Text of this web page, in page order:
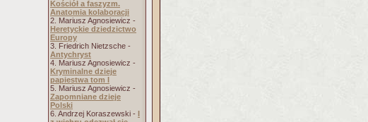
Kościół a faszyzm.
Anatomia kolaboracji
2. Mariusz Agnosiewicz -
Heretyckie dziedzictwo
Europy
3. Friedrich Nietzsche -
Antychryst
4. Mariusz Agnosiewicz -
Kryminalne dzieje
papiestwa tom I
5. Mariusz Agnosiewicz -
Zapomniane dzieje
Polski
6. Andrzej Koraszewski - I